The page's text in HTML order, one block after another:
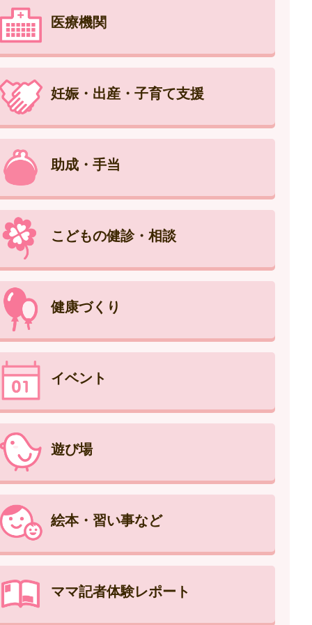
医療機関
妊娠・出産・子育て支援
助成・手当
こどもの健診・相談
健康づくり
イベント
遊び場
絵本・習い事など
ママ記者体験レポート